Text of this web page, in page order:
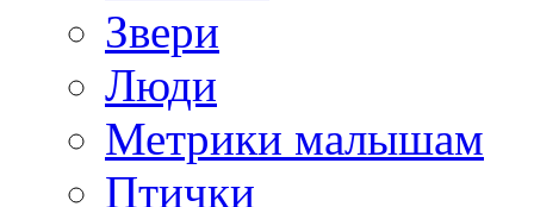
Звери
Люди
Метрики малышам
Птички